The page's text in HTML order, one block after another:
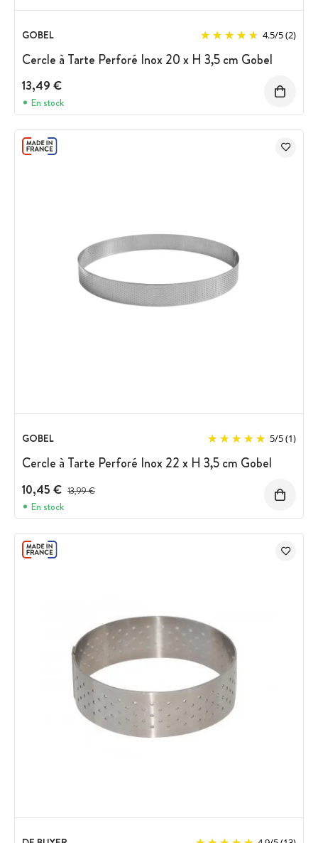
GOBEL 4.5/5(2)
Cercle à Tarte Perforé Inox 20 x H 3,5 cm Gobel
13,49 €
En stock
GOBEL 5/5(1)
Cercle à Tarte Perforé Inox 22 x H 3,5 cm Gobel
10,45 € Prix avant réduction :
13,99 €
En stock